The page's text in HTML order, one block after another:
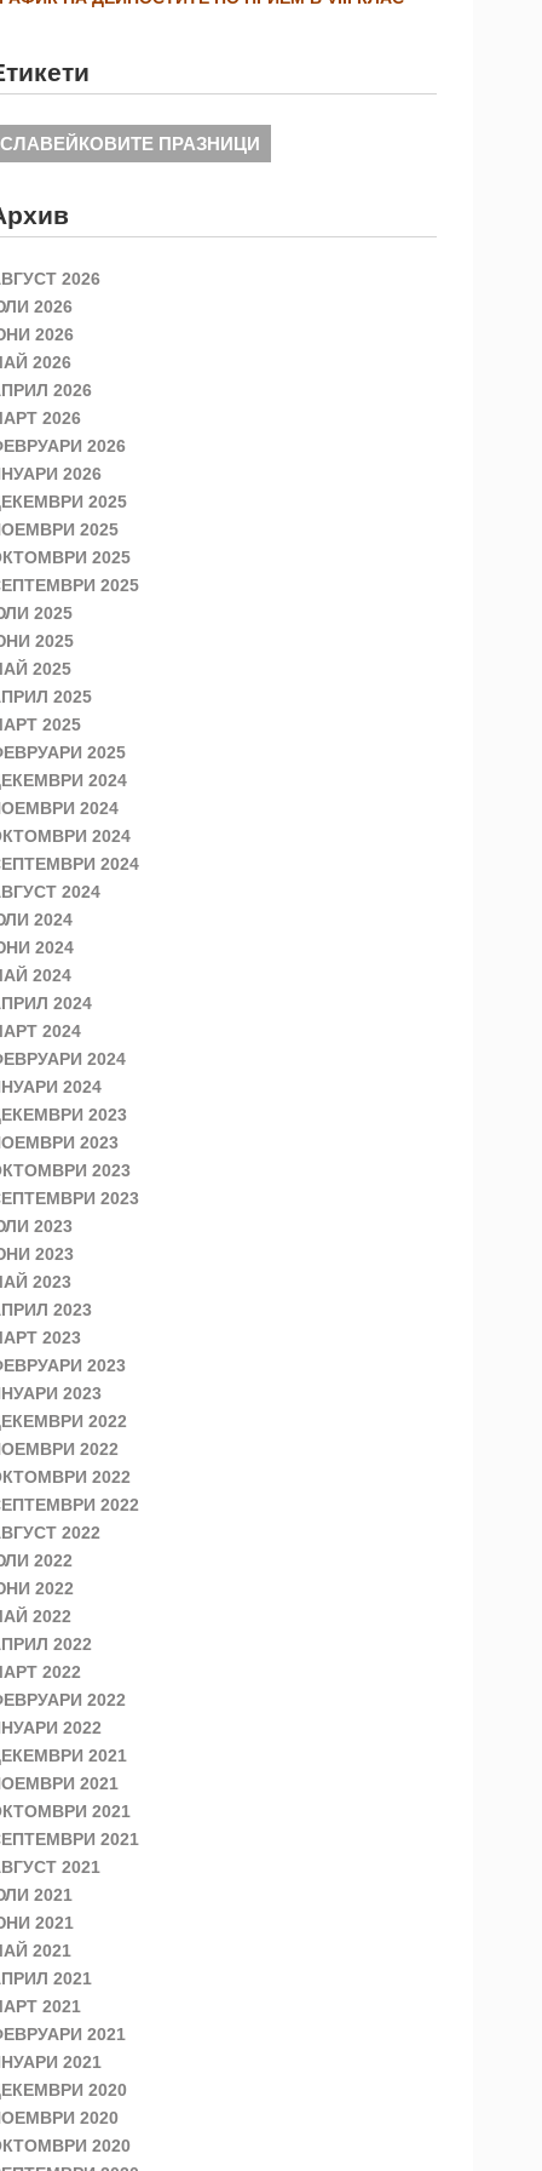
СЛАВЕЙКОВИТЕ ПРАЗНИЦИ
2026
2026
2026
2026
2026
2026
2026
2026
2025
2025
2025
2025
2025
2025
2025
2025
2025
2025
2024
2024
2024
2024
2024
2024
2024
2024
2024
2024
2024
2024
2023
2023
2023
2023
2023
2023
2023
2023
2023
2023
2023
2022
2022
2022
2022
2022
2022
2022
2022
2022
2022
2022
2022
2021
2021
2021
2021
2021
2021
2021
2021
2021
2021
2021
2021
2020
2020
2020